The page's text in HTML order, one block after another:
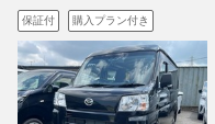
保証付 購入プラン付き